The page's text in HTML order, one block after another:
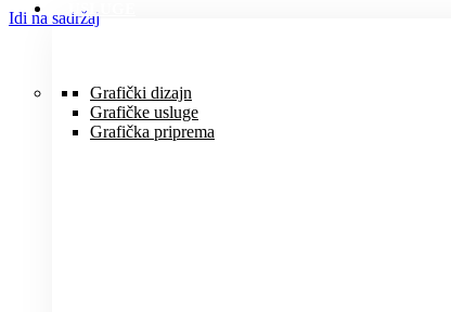
Idi na sadržajUSLUGE
Grafički dizajn
Grafičke usluge
Grafička priprema